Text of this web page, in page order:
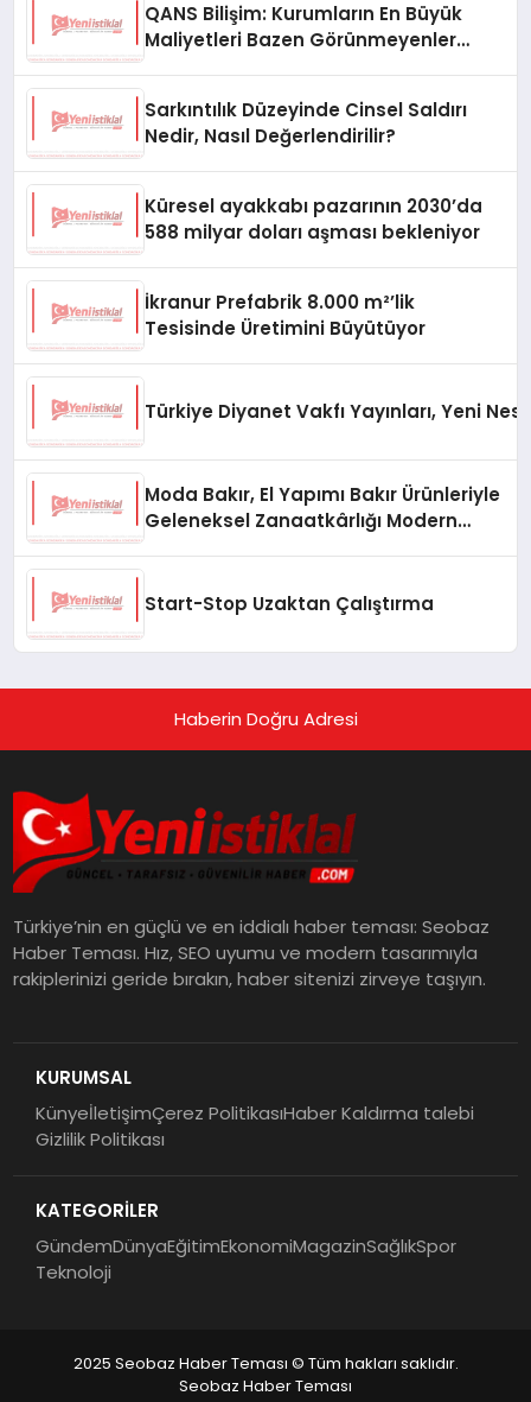
QANS Bilişim: Kurumların En Büyük
Maliyetleri Bazen Görünmeyenler
Sarkıntılık Düzeyinde Cinsel Saldırı
Nedir, Nasıl Değerlendirilir?
Küresel ayakkabı pazarının 2030’da
588 milyar doları aşması bekleniyor
İkranur Prefabrik 8.000 m²’lik
Tesisinde Üretimini Büyütüyor
Türkiye Diyanet Vakfı Yayınları, Yeni
Moda Bakır, El Yapımı Bakır Ürünleriyle
Geleneksel Zanaatkârlığı Modern
Start-Stop Uzaktan Çalıştırma
Haberin Doğru Adresi
Türkiye’nin en güçlü ve en iddialı haber teması: Seobaz
Haber Teması. Hız, SEO uyumu ve modern tasarımıyla
rakiplerinizi geride bırakın, haber sitenizi zirveye taşıyın.
KURUMSAL
KünyeİletişimÇerez PolitikasıHaber Kaldırma talebi
Gizlilik Politikası
KATEGORİLER
GündemDünyaEğitimEkonomiMagazinSağlıkSpor
Teknoloji
2025 Seobaz Haber Teması © Tüm hakları saklıdır.
Seobaz Haber Teması